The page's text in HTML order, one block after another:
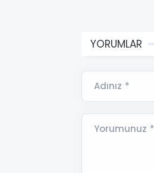
YORUMLAR
Adınız *
Yorumunuz *